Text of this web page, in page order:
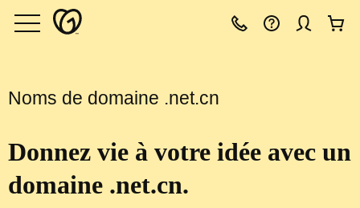
Noms de domaine .net.cn
Donnez vie à votre idée avec un
domaine .net.cn.